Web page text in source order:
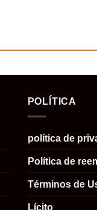
POLÍTICA
política de
Política de
Términos de
Lícito